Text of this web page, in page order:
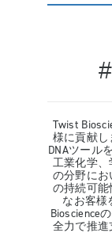
Twist
様に貢献
DNAツール
工業化学
の分野に
の持続可
なお客様
Bioscience
全力で推進